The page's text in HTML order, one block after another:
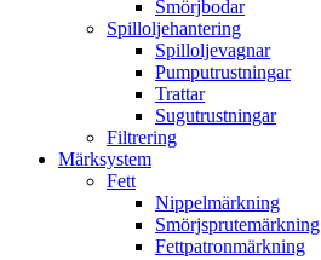
Smörjbodar
Spilloljehantering
Spilloljevagnar
Pumputrustningar
Trattar
Sugutrustningar
Filtrering
Märksystem
Fett
Nippelmärkning
Smörjsprutemärkning
Fettpatronmärkning